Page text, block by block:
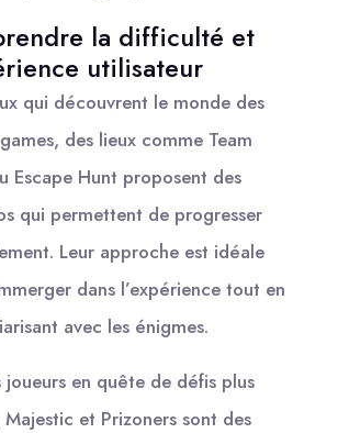
la difficulté et
utilisateur
qui découvrent le monde des
des lieux comme Team
Escape Hunt proposent des
qui permettent de progresser
Leur approche est idéale
dans l’expérience tout en
avec les énigmes.
joueurs en quête de défis plus
Majestic et Prizoners sont des